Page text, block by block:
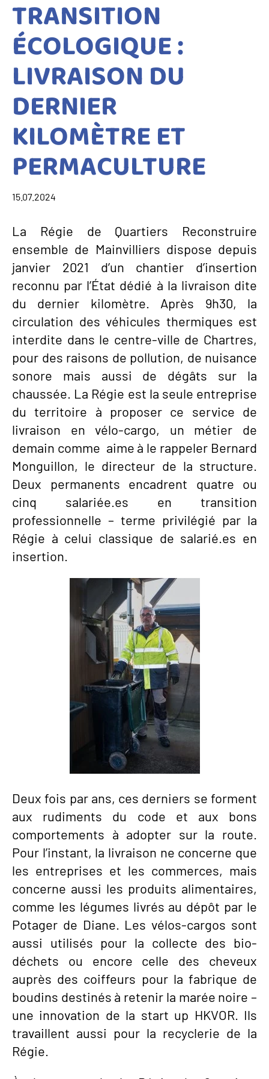
TRANSITION
ÉCOLOGIQUE :
LIVRAISON DU
DERNIER
KILOMÈTRE ET
PERMACULTURE
15.07.2024
La Régie de Quartiers Reconstruire
ensemble de Mainvilliers dispose depuis
janvier 2021 d’un chantier d’insertion
reconnu par l’État dédié à la livraison dite
du dernier kilomètre. Après 9h30, la
circulation des véhicules thermiques est
interdite dans le centre-ville de Chartres,
pour des raisons de pollution, de nuisance
sonore mais aussi de dégâts sur la
chaussée. La Régie est la seule entreprise
du territoire à proposer ce service de
livraison en vélo-cargo, un métier de
demain comme aime à le rappeler Bernard
Monguillon, le directeur de la structure.
Deux permanents encadrent quatre ou
cinq salariée.es en transition
professionnelle – terme privilégié par la
Régie à celui classique de salarié.es en
insertion.
Deux fois par ans, ces derniers se forment
aux rudiments du code et aux bons
comportements à adopter sur la route.
Pour l’instant, la livraison ne concerne que
les entreprises et les commerces, mais
concerne aussi les produits alimentaires,
comme les légumes livrés au dépôt par le
Potager de Diane. Les vélos-cargos sont
aussi utilisés pour la collecte des bio-
déchets ou encore celle des cheveux
auprès des coiffeurs pour la fabrique de
boudins destinés à retenir la marée noire –
une innovation de la start up HKVOR. Ils
travaillent aussi pour la recyclerie de la
Régie.